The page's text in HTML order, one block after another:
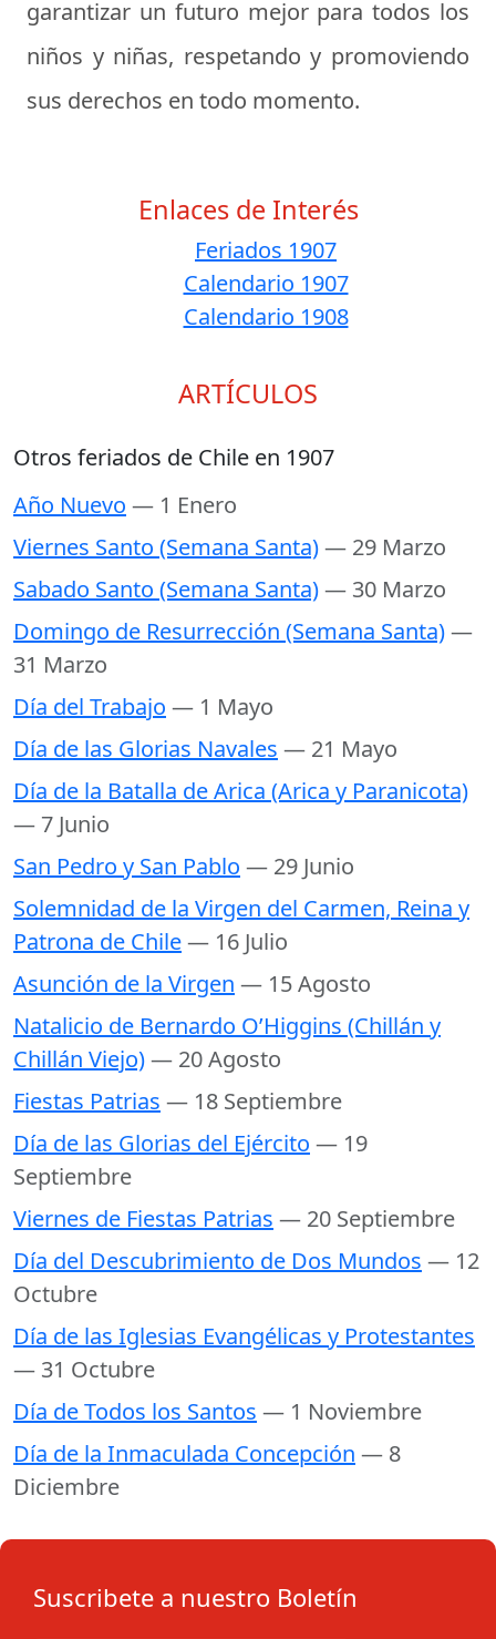
garantizar un futuro mejor para todos los
niños y niñas, respetando y promoviendo
sus derechos en todo momento.
Enlaces de Interés
Feriados 1907
Calendario 1907
Calendario 1908
ARTÍCULOS
Otros feriados de Chile en 1907
Año Nuevo — 1 Enero
Viernes Santo (Semana Santa)— 29 Marzo
Sabado Santo (Semana Santa)— 30 Marzo
Domingo de Resurrección (Semana Santa)—
31 Marzo
Día del Trabajo — 1 Mayo
Día de las Glorias Navales — 21 Mayo
Día de la Batalla de Arica (Arica y Paranicota)
— 7 Junio
San Pedro y San Pablo — 29 Junio
Solemnidad de la Virgen del Carmen, Reina y
Patrona de Chile— 16 Julio
Asunción de la Virgen — 15 Agosto
Natalicio de Bernardo O’Higgins (Chillán y
Chillán Viejo)— 20 Agosto
Fiestas Patrias — 18 Septiembre
Día de las Glorias del Ejército — 19
Septiembre
Viernes de Fiestas Patrias — 20 Septiembre
Día del Descubrimiento de Dos Mundos — 12
Octubre
Día de las Iglesias Evangélicas y Protestantes
— 31 Octubre
Día de Todos los Santos — 1 Noviembre
Día de la Inmaculada Concepción — 8
Diciembre
Suscribete a nuestro Boletín